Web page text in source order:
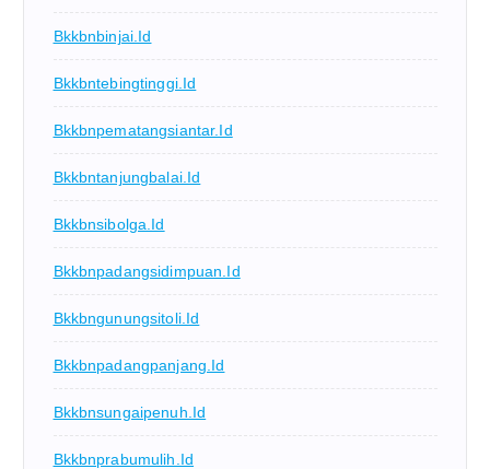
Bkkbnbinjai.id
Bkkbntebingtinggi.id
Bkkbnpematangsiantar.id
Bkkbntanjungbalai.id
Bkkbnsibolga.id
Bkkbnpadangsidimpuan.id
Bkkbngunungsitoli.id
Bkkbnpadangpanjang.id
Bkkbnsungaipenuh.id
Bkkbnprabumulih.id